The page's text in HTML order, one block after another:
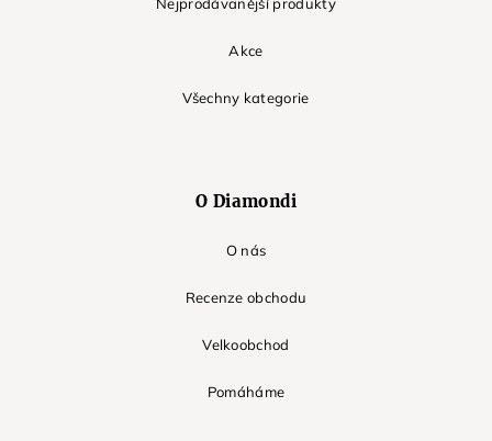
Nejprodávanější produkty
Akce
Všechny kategorie
O Diamondi
O nás
Recenze obchodu
Velkoobchod
Pomáháme